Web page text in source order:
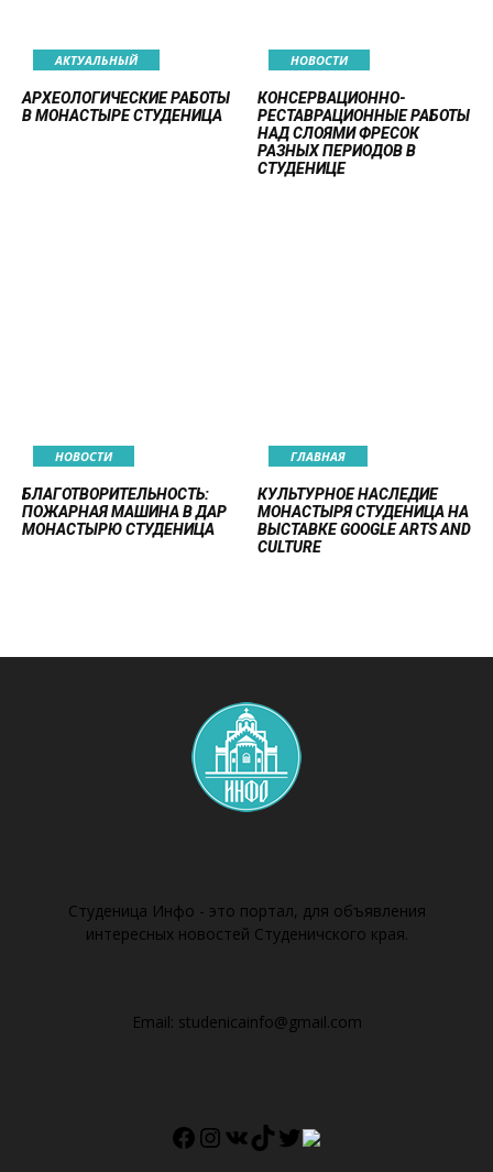
AКТУАЛЬНЫЙ
АРХЕОЛОГИЧЕСКИЕ РАБОТЫ
В МОНАСТЫРЕ СТУДЕНИЦА
НОВОСТИ
КОНСЕРВАЦИОННО-
РЕСТАВРАЦИОННЫЕ РАБОТЫ
НАД СЛОЯМИ ФРЕСОК
РАЗНЫХ ПЕРИОДОВ В
СТУДЕНИЦЕ
НОВОСТИ
БЛАГОТВОРИТЕЛЬНОСТЬ:
ПОЖАРНАЯ МАШИНА В ДАР
МОНАСТЫРЮ СТУДЕНИЦА
ГЛАВНАЯ
КУЛЬТУРНОЕ НАСЛЕДИЕ
МОНАСТЫРЯ СТУДЕНИЦА НА
ВЫСТАВКЕ GOOGLE ARTS AND
CULTURE
Студеница Инфо - это портал, для объявления
интересных новостей Студеничского края.
Email: studenicainfo@gmail.com
Facebook
Instagram
VKTikTok
Twitter
Twitter